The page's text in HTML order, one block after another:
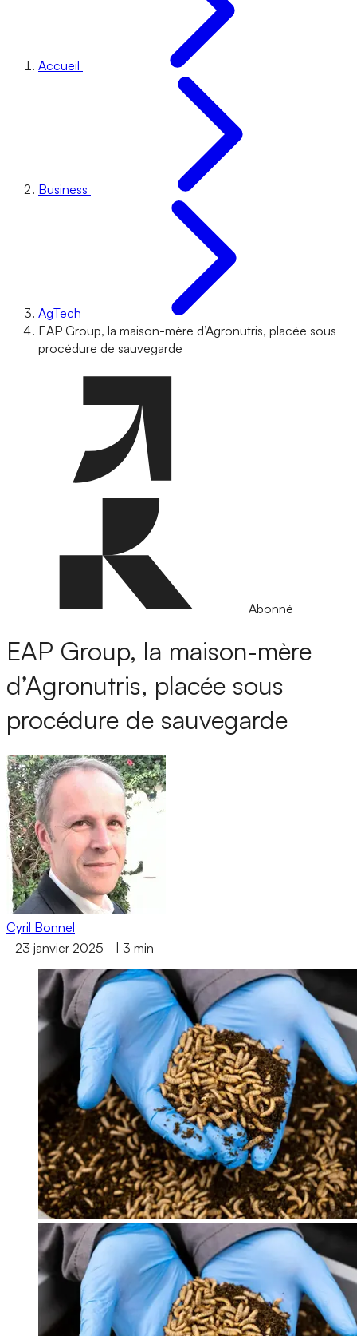
Accueil
Business
AgTech
EAP Group, la maison-mère d’Agronutris, placée sous
procédure de sauvegarde
Abonné
EAP Group, la maison-mère
d’Agronutris, placée sous
procédure de sauvegarde
Cyril Bonnel
- 23 janvier 2025 - 3 min